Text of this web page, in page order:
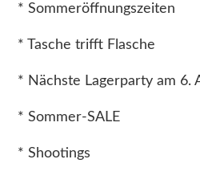
* Sommeröffnungszeiten
* Tasche trifft Flasche
* Nächste Lagerparty am 6.
* Sommer-SALE
* Shootings